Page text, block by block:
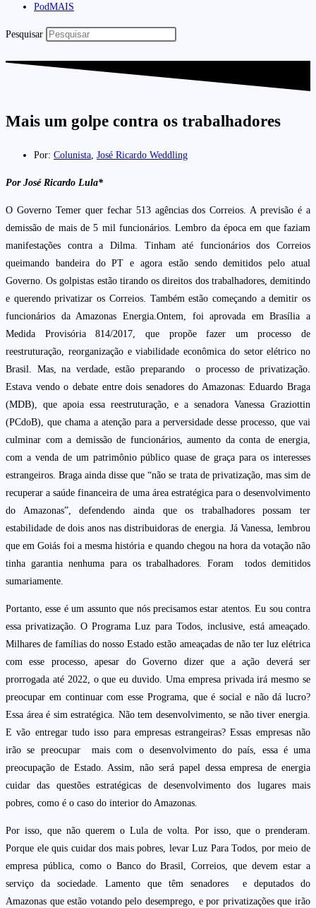
PodMAIS
Pesquisar
Mais um golpe contra os trabalhadores
Por: Colunista, José Ricardo Weddling
Por José Ricardo Lula*
O Governo Temer quer fechar 513 agências dos Correios. A previsão é a
demissão de mais de 5 mil funcionários. Lembro da época em que faziam
manifestações contra a Dilma. Tinham até funcionários dos Correios
queimando bandeira do PT e agora estão sendo demitidos pelo atual
Governo. Os golpistas estão tirando os direitos dos trabalhadores, demitindo
e querendo privatizar os Correios. Também estão começando a demitir os
funcionários da Amazonas Energia.Ontem, foi aprovada em Brasília a
Medida Provisória 814/2017, que propõe fazer um processo de
reestruturação, reorganização e viabilidade econômica do setor elétrico no
Brasil. Mas, na verdade, estão preparando o processo de privatização.
Estava vendo o debate entre dois senadores do Amazonas: Eduardo Braga
(MDB), que apoia essa reestruturação, e a senadora Vanessa Graziottin
(PCdoB), que chama a atenção para a perversidade desse processo, que vai
culminar com a demissão de funcionários, aumento da conta de energia,
com a venda de um patrimônio público quase de graça para os interesses
estrangeiros. Braga ainda disse que “não se trata de privatização, mas sim de
recuperar a saúde financeira de uma área estratégica para o desenvolvimento
do Amazonas”, defendendo ainda que os trabalhadores possam ter
estabilidade de dois anos nas distribuidoras de energia. Já Vanessa, lembrou
que em Goiás foi a mesma história e quando chegou na hora da votação não
tinha garantia nenhuma para os trabalhadores. Foram todos demitidos
sumariamente.
Portanto, esse é um assunto que nós precisamos estar atentos. Eu sou contra
essa privatização. O Programa Luz para Todos, inclusive, está ameaçado.
Milhares de famílias do nosso Estado estão ameaçadas de não ter luz elétrica
com esse processo, apesar do Governo dizer que a ação deverá ser
prorrogada até 2022, o que eu duvido. Uma empresa privada irá mesmo se
preocupar em continuar com esse Programa, que é social e não dá lucro?
Essa área é sim estratégica. Não tem desenvolvimento, se não tiver energia.
E vão entregar tudo isso para empresas estrangeiras? Essas empresas não
irão se preocupar mais com o desenvolvimento do país, essa é uma
preocupação de Estado. Assim, não será papel dessa empresa de energia
cuidar das questões estratégicas de desenvolvimento dos lugares mais
pobres, como é o caso do interior do Amazonas.
Por isso, que não querem o Lula de volta. Por isso, que o prenderam.
Porque ele quis cuidar dos mais pobres, levar Luz Para Todos, por meio de
empresa pública, como o Banco do Brasil, Correios, que devem estar a
serviço da sociedade. Lamento que têm senadores e deputados do
Amazonas que estão votando pelo desemprego, e por privatizações que irão